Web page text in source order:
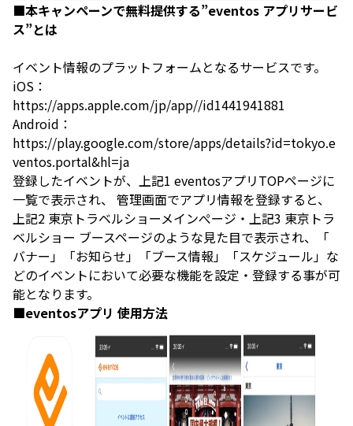
■本キャンペーンで無料提供する”eventos アプリサービ
ス”とは
イベント情報のプラットフォームとなるサービスです。
iOS：
https://apps.apple.com/jp/app//id1441941881
Android：
https://play.google.com/store/apps/details?id=tokyo.e
ventos.portal&hl=ja
登録したイベントが、上記1 eventosアプリTOPページに
一覧で表示され、 管理画面でアプリ情報を登録すると、
上記2 東京トラベルショーメインぺージ・上記3 東京トラ
ベルショー ブースページのような見た目で表示され、「
バナー」「お知らせ」「ブース情報」「スケジュール」な
どのイベントにおいて必要な機能を設定・登録する事が可
能となります。
■eventosアプリ 使用方法